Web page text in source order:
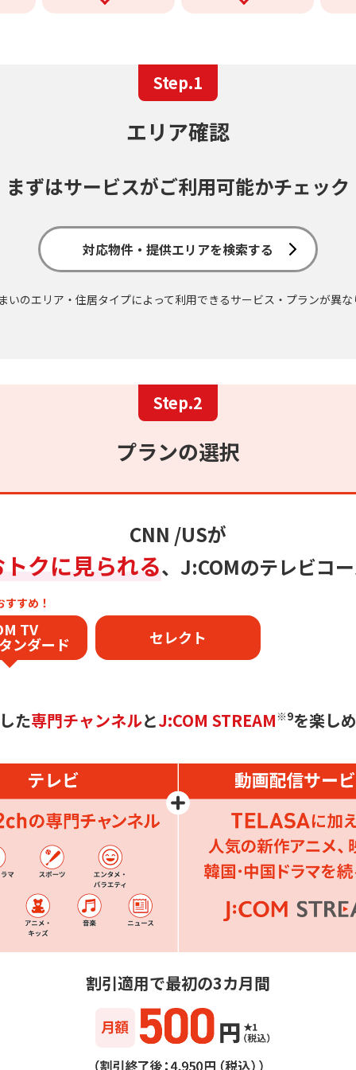
Step.1
エリア確認
まずはサービスがご利用可能かチェック
対応物件・提供エリアを検索する
いのエリア・住居タイプによって利用できるサービス・プランが異な
Step.2
プランの選択
CNN /USが
クに見られる、 J:COMのテレビコ
すすめ！
TV
ンダード セレクト
た専門チャンネルとJ:COM STREAM ※9を楽し
割引適用で最初の3カ月間